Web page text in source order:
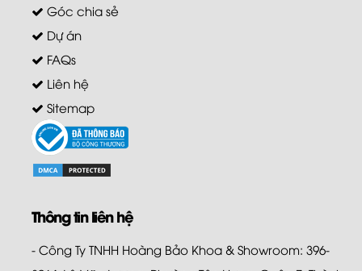
Góc chia sẻ
Dự án
FAQs
Liên hệ
Sitemap
Thông tin liên hệ
- Công Ty TNHH Hoàng Bảo Khoa & Showroom: 396-